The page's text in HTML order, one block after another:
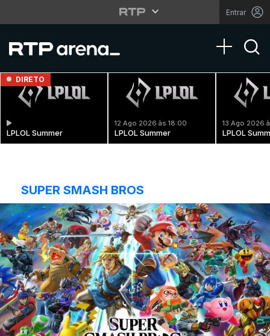
Entrar
Toggle
DIRETO
LPLOL Summer
12 Ago 2026 às 18:00
LPLOL Summer
13 Ago 2026
LPLOL
SUPER SMASH BROS